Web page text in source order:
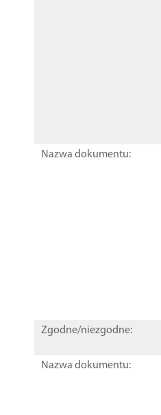
Nazwa dokumentu:
Zgodne/niezgodne:
Nazwa dokumentu: